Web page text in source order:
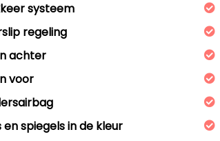
systeem
regeling
achter
voor
en spiegels in de kleur